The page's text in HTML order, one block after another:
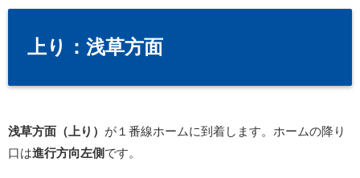
上り：浅草方面
浅草方面（上り） が１番線ホームに到着します。ホームの降り
口は進行方向左側です。